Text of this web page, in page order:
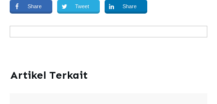
Share Tweet Share
Artikel Terkait